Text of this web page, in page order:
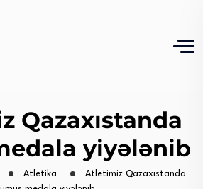
Qazaxıstanda
yiyələnib
Atletika
Atletimiz Qazaxıstanda